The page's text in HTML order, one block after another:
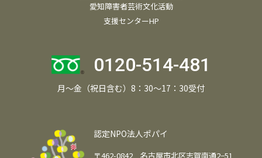
愛知障害者芸術文化活動
支援センターHP
0120-514-481
月～金（祝日含む）8：30～17：30受付
認定NPO法人ポパイ
〒462-0842 名古屋市北区志賀南通2−51